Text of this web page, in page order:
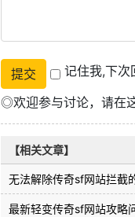
记住我,下次
◎欢迎参与讨论，请在
【相关文章】
无法解除传奇sf网站拦截
最新轻变传奇sf网站攻略